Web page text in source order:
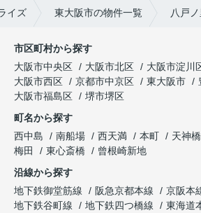
イズ 東大阪市の物件一覧 八戸
市区町村から探す
大阪市中央区
大阪市北区 大阪市淀川
大阪市西区
京都市中京区 東大阪市
大阪市福島区
堺市堺区
町名から探す
西中島
南船場 西天満 本町 天神橋
梅田
東心斎橋
曾根崎新地
沿線から探す
地下鉄御堂筋線
阪急京都本線 京阪本
地下鉄谷町線
地下鉄四つ橋線
東海道